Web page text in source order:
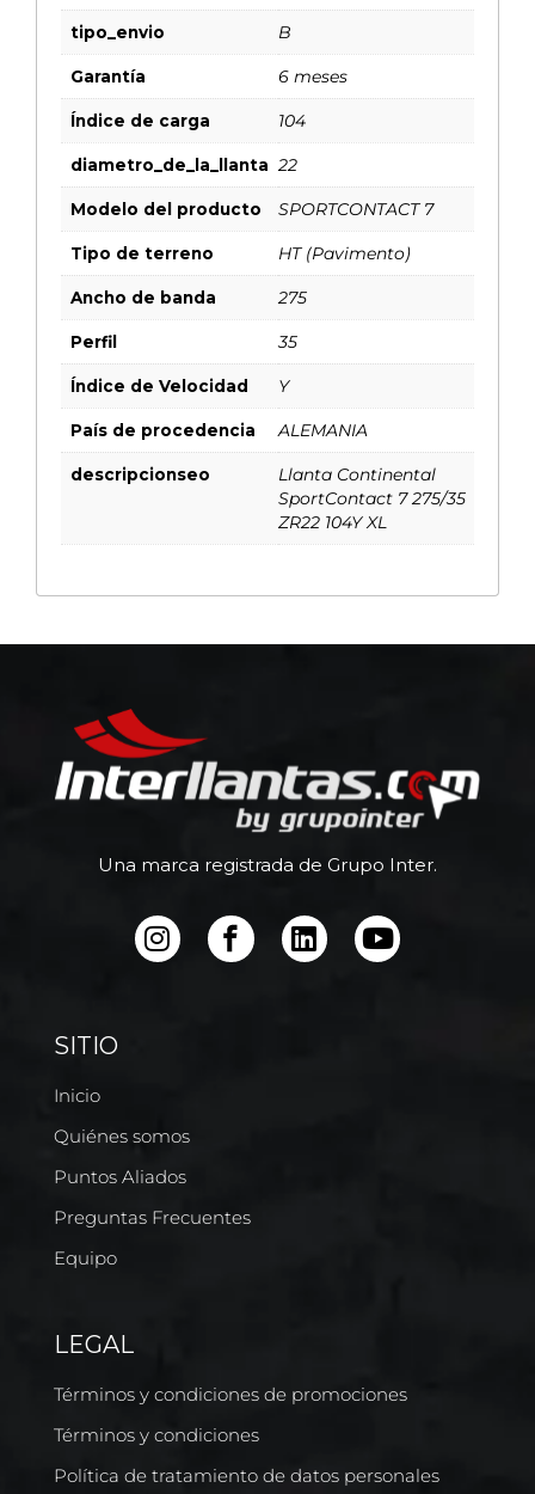
tipo_envio B
Garantía 6 meses
Índice de carga 104
diametro_de_la_llanta 22
Modelo del producto SPORTCONTACT 7
Tipo de terreno HT (Pavimento)
Ancho de banda 275
Perfil 35
Índice de Velocidad Y
País de procedencia ALEMANIA
descripcionseo
Llanta Continental
SportContact 7 275/35
ZR22 104Y XL
Una marca registrada de Grupo Inter.
SITIO
Inicio
Quiénes somos
Puntos Aliados
Preguntas Frecuentes
Equipo
LEGAL
Términos y condiciones de promociones
Términos y condiciones
Política de tratamiento de datos personales